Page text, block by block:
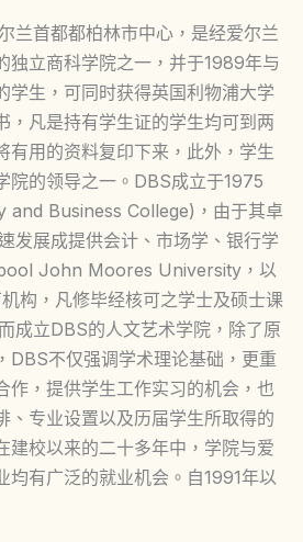
兰首都都柏林市中心，是经爱尔兰
独立商科学院之一，并于1989年与
生，可同时获得英国利物浦大学
凡是持有学生证的学生均可到两
有用的资料复印下来，此外，学生
院的领导之一。DBS成立于1975
and Business College)，由于其卓
发展成提供会计、市场学、银行学
John Moores University，以
构，凡修毕经核可之学士及硕士课
成立DBS的人文艺术学院，除了原
DBS不仅强调学术理论基础，更重
作，提供学生工作实习的机会，也
、专业设置以及历届学生所取得的
建校以来的二十多年中，学院与爱
有广泛的就业机会。自1991年以